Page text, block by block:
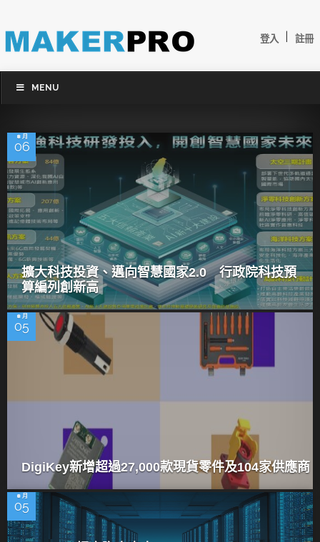
登入 註冊
MENU
8 月
06
擴大科技投資、邁向智慧國家2.0 行政院科技預
算編列創新高
8 月
05
DigiKey新增超過27,000款現貨零件及104家供應商
8 月
05